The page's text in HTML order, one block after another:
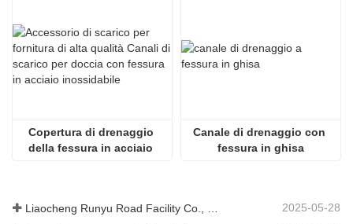
Copertura di drenaggio
della fessura in acciaio
Canale di drenaggio con
fessura in ghisa
2025-05-28